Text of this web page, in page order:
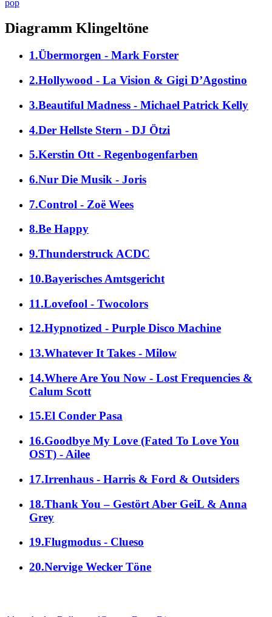
pop
Diagramm Klingeltöne
1.Übermorgen - Mark Forster
2.Hollywood - La Vision & Gigi D’Agostino
3.Beautiful Madness - Michael Patrick Kelly
4.Der Hellste Stern - DJ Ötzi
5.Kerstin Ott - Regenbogenfarben
6.Nur Die Musik - Joris
7.Control - Zoë Wees
8.Be Happy
9.Thunderstruck ACDC
10.Bayerisches Amtsgericht
11.Lovefool - Twocolors
12.Hypnotized - Purple Disco Machine
13.Whatever It Takes - Milow
14.Where Are You Now - Lost Frequencies &
Calum Scott
15.El Conder Pasa
16.Goodbye My Love (Fated To Love You
OST) - Ailee
17.Irrenhaus - Harris & Ford & Outsiders
18.Thank You – Gestört Aber GeiL & Anna
Grey
19.Flugmodus - Clueso
20.Nervige Wecker Töne